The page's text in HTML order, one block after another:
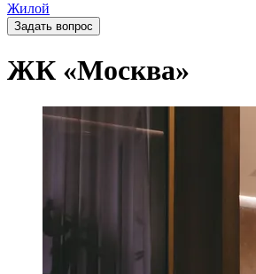
Жилой
Задать вопрос
ЖК «Москва»